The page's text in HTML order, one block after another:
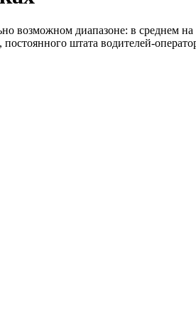
диапазоне: в среднем
штата водителей-